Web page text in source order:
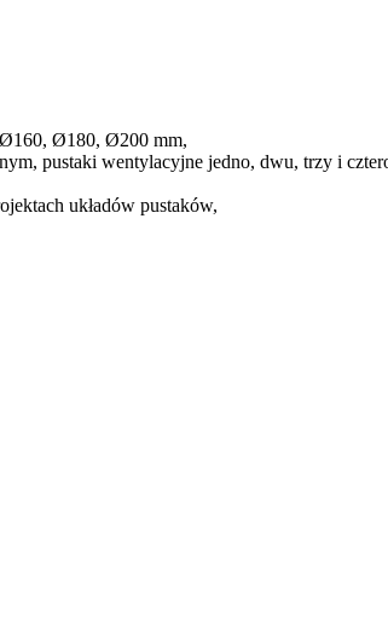
Ø160, Ø180, Ø200 mm,
pustaki wentylacyjne jedno, dwu, trzy i
układów pustaków,